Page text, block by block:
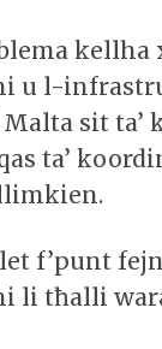
kellha
u l-
sit ta’
ta’
f’punt
li tħalli